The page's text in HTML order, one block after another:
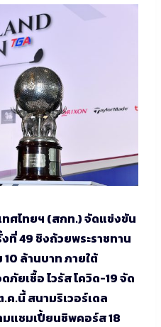
ศไทยฯ (สกท.) จัดแข่งขัน
ที่ 49 ชิงถ้วยพระราชทาน
ล้านบาท ภายใต้
ยเชื้อ ไวรัส โควิด-19 จัด
ค.นี้ สนามริเวอร์เดล
แชมเปี้ยนชิพคอร์ส 18